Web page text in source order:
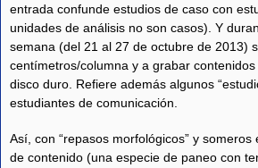
entrada confunde estudios de caso con
unidades de análisis no son casos). Y
semana (del 21 al 27 de octubre de 2013)
centímetros/columna y a grabar
disco duro. Refiere además algunos
estudiantes de comunicación.
Así, con “repasos morfológicos” y someros
de contenido (una especie de paneo con